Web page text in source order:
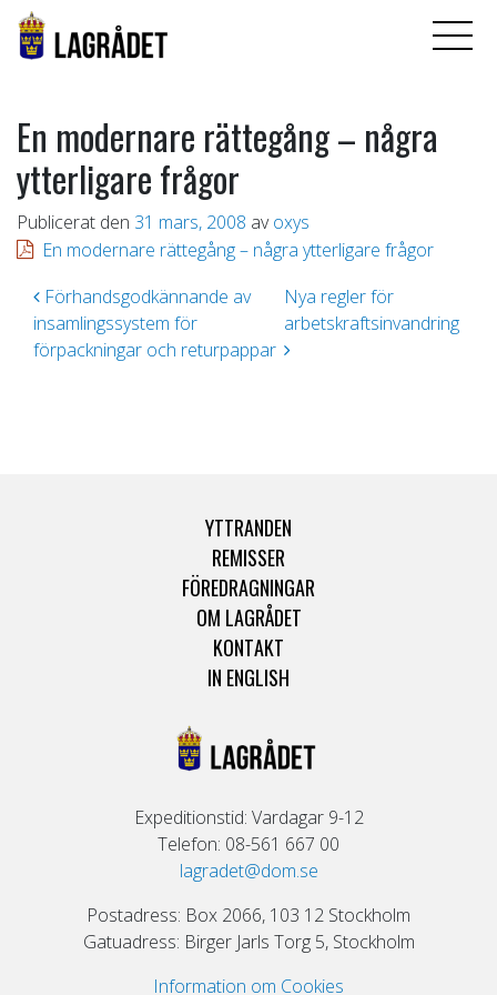
En modernare rättegång – några
ytterligare frågor
Publicerat den 31 mars, 2008 av oxys
En modernare rättegång – några ytterligare frågor
Inläggsnavigering
Förhandsgodkännande av
insamlingssystem för
förpackningar och returpappar
Nya regler för
arbetskraftsinvandring
YTTRANDEN
REMISSER
FÖREDRAGNINGAR
OM LAGRÅDET
KONTAKT
IN ENGLISH
Expeditionstid: Vardagar 9-12
Telefon: 08-561 667 00
lagradet@dom.se
Postadress: Box 2066, 103 12 Stockholm
Gatuadress: Birger Jarls Torg 5, Stockholm
Information om Cookies